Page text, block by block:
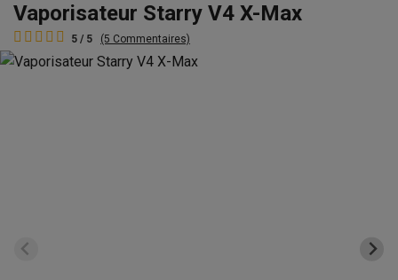
Vaporisateur Starry V4 X-Max
5 / 5 (5 Commentaires)